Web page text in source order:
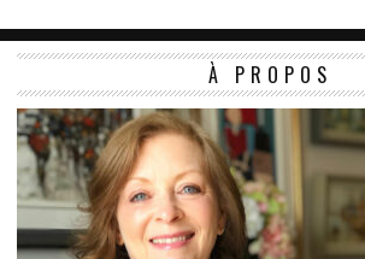
À PROPOS